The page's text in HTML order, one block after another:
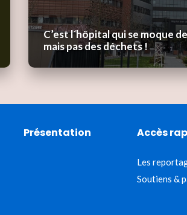
C’est l´hôpital qui se moque
mais pas des déchets !
Présentation Accès
Les
Soutiens &